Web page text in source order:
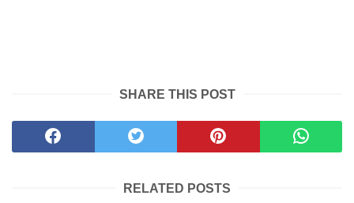
SHARE THIS POST
RELATED POSTS